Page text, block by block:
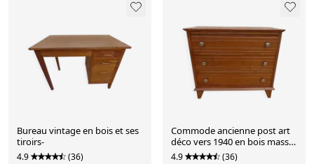
Bureau vintage en bois et ses
tiroirs-
4.9 (36)
Commode ancienne post art
déco vers 1940 en bois massif
pin dans sa patine
4.9 (36)